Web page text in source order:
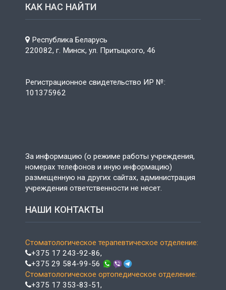
КАК НАС НАЙТИ
Республика Беларусь
220082, г. Минск, ул. Притыцкого, 46
Регистрационное свидетельство ИР №:
101375962
За информацию (о режиме работы учреждения,
номерах телефонов и иную информацию)
размещенную на других сайтах, администрация
учреждения ответственности не несет.
НАШИ КОНТАКТЫ
Стоматологическое терапевтическое отделение:
+375 17 243-92-86,
+375 29 584-99-56
Стоматологическое ортопедическое отделение:
+375 17 353-83-51,